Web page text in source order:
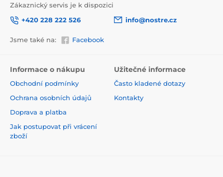
Použitá tisková metoda je ekologická, a proto jsou
přísné normy a mají VOC i GREENGUARD GOLD
certifikaci. Navíc jsou bez obsahu PVC a lepidlo je na
Zákaznický servis je k dispozici
+420 228 222 526
info@nostre.cz
Jsme také na: Facebook
Informace o nákupu
Obchodní podmínky
Ochrana osobních údajů
Doprava a platba
Jak postupovat při vrácení
zboží
Užitečné informace
Často kladené dotazy
Kontakty